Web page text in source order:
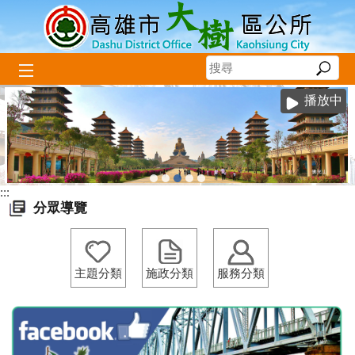
跳到主要內容區塊
播放中
:::
分眾導覽
主題分類 施政分類 服務分類